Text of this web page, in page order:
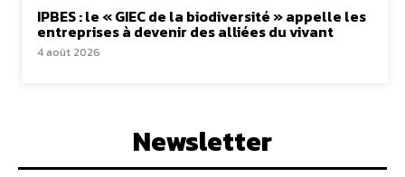
IPBES : le « GIEC de la biodiversité » appelle les
entreprises à devenir des alliées du vivant
4 août 2026
Newsletter